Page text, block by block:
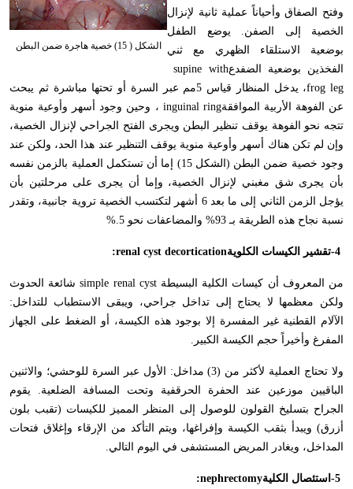
الشكل ( 15) خصية هاجرة ضمن البطن
وفتح الصفاق وأحياناً عملية ثانية لإنزال
الخصية إلى الصفن. يوضع الطفل
بوضعية الاستلقاء الظهري مع ثني
الفخذين بوضعية الضفدعsupine with
frog leg
، يدخل المنظار قياس 5مم عبر السرة أو تحتها مباشرة ثم يبحث
عن الفوهة الأربية الموافقةinguinal ring ، وحين وجود أسهر وأوعية منوية
تتجه نحو الفوهة يوقف تنظير البطن ويجرى الفتح الجراحي لإنزال الخصية،
وإن لم تكن هناك أسهر وأوعية منوية يوقف التنظير عند هذا الحد، ولكن عند
وجود خصية ضمن البطن (الشكل 15) إما أن تستكمل العملية بالزمن نفسه
بأن يجرى شق مغبني لإنزال الخصية، وإما أن يجرى على مرحلتين بأن
يؤجل الزمن الثاني إلى ما بعد 6 أشهر لتكتسب الخصية تروية جانبية، وتقدر
نسبة نجاح هذه الطريقة بـ 93% والمضاعفات نحو 5
%.
-4تقشير الكيسات الكلوية:renal cyst decortication
من المعروف أن كيسات الكلية البسيطة simple renal cyst شائعة الحدوث
ولكن معظمها لا يحتاج إلى تداخل جراحي، ويبقى الاستطباب للتداخل:
الآلام القطنية غير المفسرة إلا بوجود هذه الكيسة، أو الضغط على الجهاز
المفرغ وأخيراً حجم الكيسة الكبير .
ولا تحتاج العملية لأكثر من (3) مداخل: الأول عبر السرة للوحشي؛ والاثنين
الباقيين موزعين عند الحفرة الحرقفية وتحت المسافة الضلعية. يقوم
الجراح بتسليخ القولون للوصول إلى المنظر المميز للكيسات (تقبب بلون
أزرق) ويبدأ بثقب الكيسة وإفراغها، ويتم التأكد من الإرقاء وإغلاق فتحات
المداخل، ويغادر المريض المستشفى في اليوم التالي.
-5 استئصال الكلية:nephrectomy